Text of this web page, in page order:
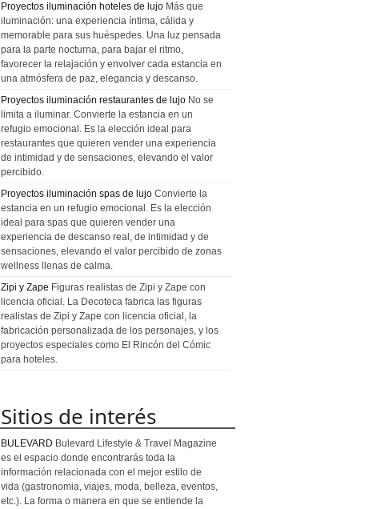
Proyectos iluminación hoteles de lujo Más que
iluminación: una experiencia íntima, cálida y
memorable para sus huéspedes. Una luz pensada
para la parte nocturna, para bajar el ritmo,
favorecer la relajación y envolver cada estancia en
una atmósfera de paz, elegancia y descanso.
Proyectos iluminación restaurantes de lujo No se
limita a iluminar. Convierte la estancia en un
refugio emocional. Es la elección ideal para
restaurantes que quieren vender una experiencia
de intimidad y de sensaciones, elevando el valor
percibido.
Proyectos iluminación spas de lujo Convierte la
estancia en un refugio emocional. Es la elección
ideal para spas que quieren vender una
experiencia de descanso real, de intimidad y de
sensaciones, elevando el valor percibido de zonas
wellness llenas de calma.
Zipi y Zape Figuras realistas de Zipi y Zape con
licencia oficial. La Decoteca fabrica las figuras
realistas de Zipi y Zape con licencia oficial, la
fabricación personalizada de los personajes, y los
proyectos especiales como El Rincón del Cómic
para hoteles.
Sitios de interés
BULEVARD Bulevard Lifestyle & Travel Magazine
es el espacio donde encontrarás toda la
información relacionada con el mejor estilo de
vida (gastronomia, viajes, moda, belleza, eventos,
etc.). La forma o manera en que se entiende la